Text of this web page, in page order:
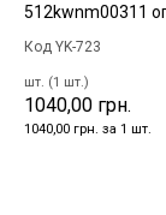
512kwnm00311
Код YK-723
шт. (1 шт.)
1040,00 грн.
1040,00 грн. за 1 шт.